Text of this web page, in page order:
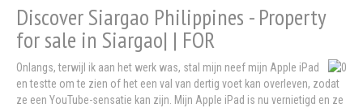
Discover Siargao Philippines - Property
for sale in Siargao| | FOR
Onlangs, terwijl ik aan het werk was, stal mijn neef mijn Apple iPad
en testte om te zien of het een val van dertig voet kan overleven, zodat
ze een YouTube-sensatie kan zijn. Mijn Apple iPad is nu vernietigd en ze